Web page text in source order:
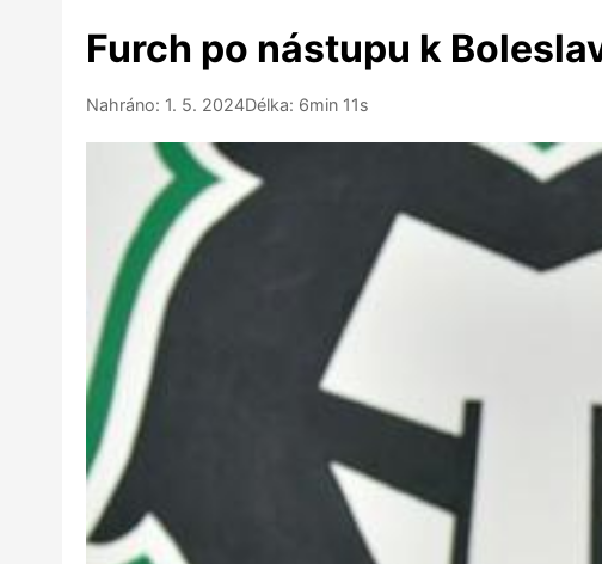
Furch po nástupu k
Nahráno: 1. 5. 2024Délka: 6min 11s